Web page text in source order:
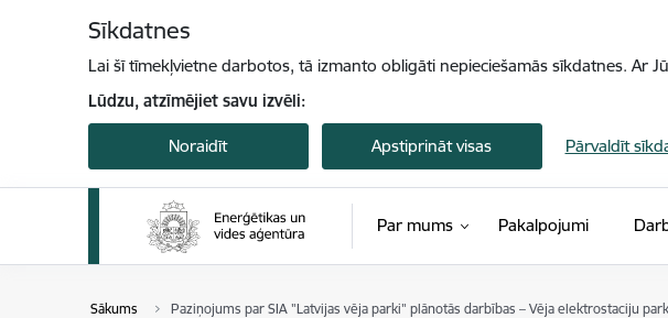
Sīkdatnes
Lai šī tīmekļvietne darbotos, tā izmanto obligāti nepieciešamās sīkdatnes. Ar
Lūdzu, atzīmējiet savu izvēli:
Noraidīt Apstiprināt visas Pārvaldīt
Par mums Pakalpojumi
Sākums Paziņojums par SIA "Latvijas vēja parki" plānotās darbības – Vēja elektrostaciju